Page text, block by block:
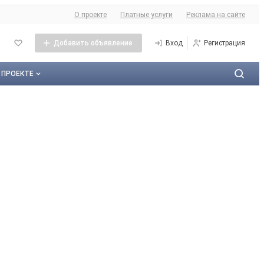
О сайте
О проекте Платные услуги Реклама на сайте
Добавить объявление Вход Регистрация